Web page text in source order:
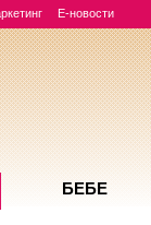
Е-новости
БЕБЕ